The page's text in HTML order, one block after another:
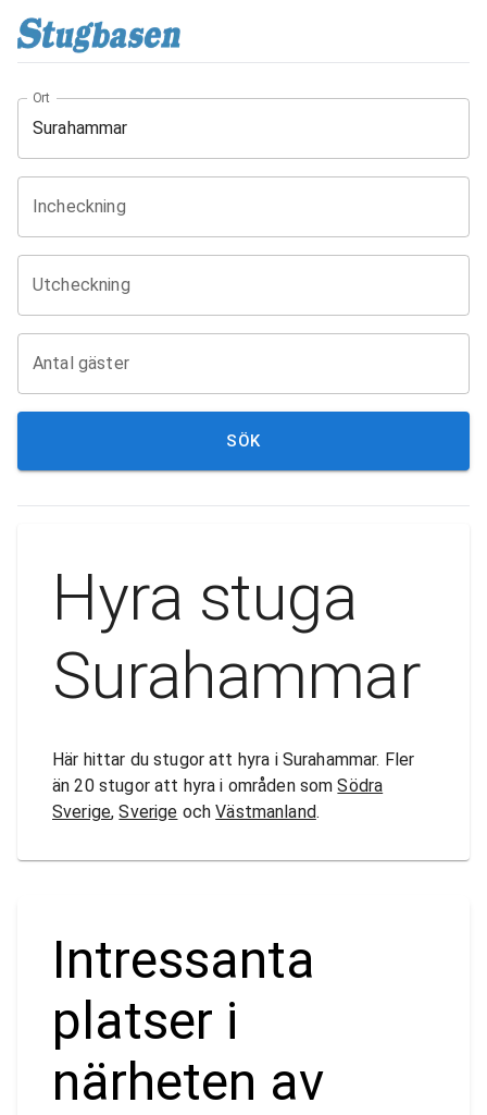
Ort
Incheckning
Utcheckning
Antal gäster
SÖK
Hyra stuga
Surahammar
Här hittar du stugor att hyra i Surahammar. Fler
än 20 stugor att hyra i områden somSödra
Sverige,Sverige ochVästmanland.
Intressanta
platser i
närheten av